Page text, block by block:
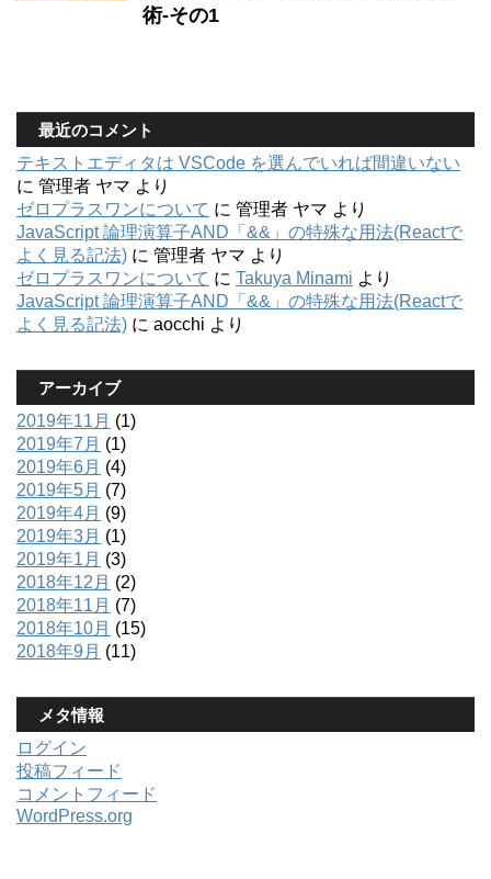
術-その1
最近のコメント
テキストエディタは VSCode を選んでいれば間違いない
に 管理者 ヤマ より
ゼロプラスワンについて に 管理者 ヤマ より
JavaScript 論理演算子AND「&&」の特殊な用法(Reactで
よく見る記法) に 管理者 ヤマ より
ゼロプラスワンについて に Takuya Minami より
JavaScript 論理演算子AND「&&」の特殊な用法(Reactで
よく見る記法) に aocchi より
アーカイブ
2019年11月 (1)
2019年7月 (1)
2019年6月 (4)
2019年5月 (7)
2019年4月 (9)
2019年3月 (1)
2019年1月 (3)
2018年12月 (2)
2018年11月 (7)
2018年10月 (15)
2018年9月 (11)
メタ情報
ログイン
投稿フィード
コメントフィード
WordPress.org